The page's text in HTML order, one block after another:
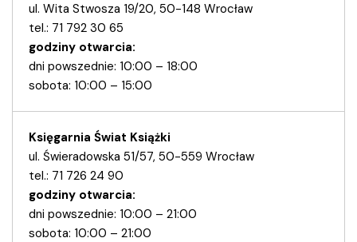
ul. Wita Stwosza 19/20, 50-148 Wrocław
tel.: 71 792 30 65
godziny otwarcia:
dni powszednie: 10:00 – 18:00
sobota: 10:00 – 15:00
Księgarnia Świat Książki
ul. Świeradowska 51/57, 50-559 Wrocław
tel.: 71 726 24 90
godziny otwarcia:
dni powszednie: 10:00 – 21:00
sobota: 10:00 – 21:00